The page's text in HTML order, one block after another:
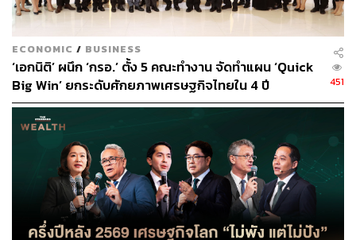
บจ. ที่ได้รับคัดเลือกให้อยู่ในรายชื่อหุ้นยั่งยืนต้องมีคะแนน
ผ่านร้อยละ 50 ในแต่ละมิติ และผ่านเกณฑ์คุณสมบัติตามที่
ตลาดหลักทรัพย์แห่งประเทศไทยกำหนด โดยมีคณะทำงาน
เพื่อการลงทุนอย่างยั่งยืนเป็นผู้กลั่นกรองให้มีความโปร่งใส
ตลอดกระบวนการ ทั้งนี้ รายชื่อหุ้นยั่งยืน THSI ถูกนำมาใช้
เป็นเกณฑ์คัดเลือกดัชนี SETTHSI เพื่อส่งเสริมการลงทุนใน
หุ้นยั่งยืนที่ดำเนินธุรกิจโดยคำนึงถึงสิ่งแวดล้อม สังคม และ
บรรษัทภิบาล ซึ่งดัชนี SETTHSI มีการทบทวนทุกครึ่งปี
ช่องทางติดตามTHE STANDARD WEALTH
ECONOMIC / BUSINESS
‘เอกนิติ’ ผนึก ‘กรอ.’ ตั้ง 5 คณะทำงาน จัดทำแผน ‘Quick
Big Win’ ยกระดับศักยภาพเศรษฐกิจไทยใน 4 ปี
451